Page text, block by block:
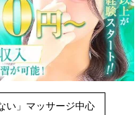
い」マッサージ中心